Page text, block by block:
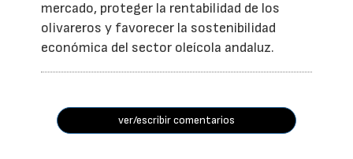
mercado, proteger la rentabilidad de los
olivareros y favorecer la sostenibilidad
económica del sector oleícola andaluz.
ver/escribir comentarios